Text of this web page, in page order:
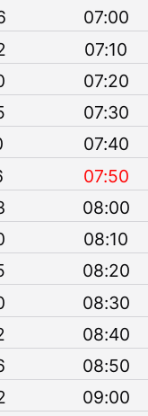
07:00
07:10
07:20
07:30
07:40
07:50
08:00
08:10
08:20
08:30
08:40
08:50
09:00